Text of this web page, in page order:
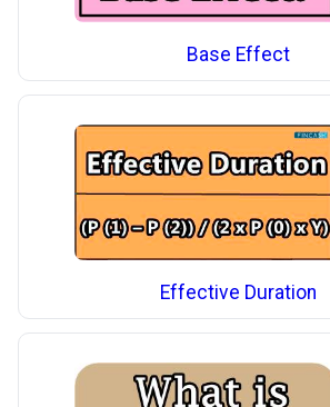
Base Effect
Effective Duration